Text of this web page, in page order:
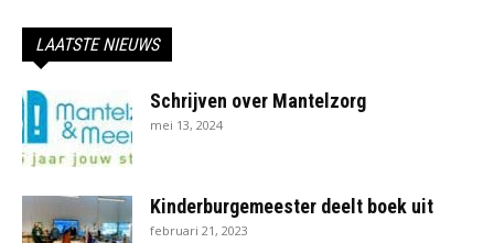
LAATSTE NIEUWS
Schrijven over Mantelzorg
mei 13, 2024
Kinderburgemeester deelt boek uit
februari 21, 2023